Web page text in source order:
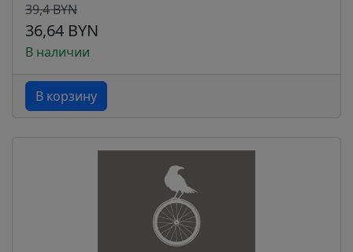
39,4 BYN
36,64 BYN
В наличии
В корзину